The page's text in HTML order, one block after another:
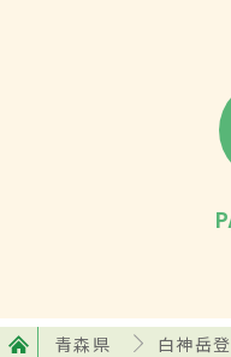
青森県 白神岳